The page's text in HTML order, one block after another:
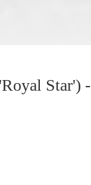
Star') -